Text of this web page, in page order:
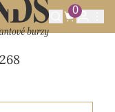
0
0.42CT J/VVS2